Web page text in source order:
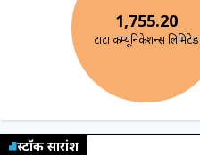
1,755.20
टाटा कम्यूनिकेशन्स लिमिटेड
स्टॉक सारांश